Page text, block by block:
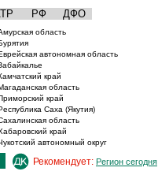
РФ ДФО
область
автономная область
край
область
край
Саха (Якутия)
область
край
автономный округ
Рекомендует: Регион сегодня